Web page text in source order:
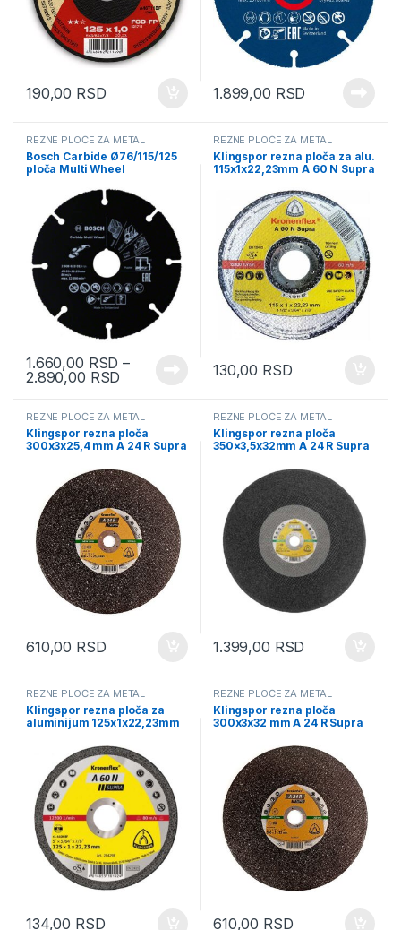
190,00 RSD 1.899,00 RSD
REZNE PLOČE ZA METAL
Bosch Carbide Ø76/115/125
ploča Multi Wheel
1.660,00 RSD –
2.890,00 RSD
REZNE PLOČE ZA METAL
Klingspor rezna ploča za alu.
115x1x22,23mm A 60 N Supra
130,00 RSD
REZNE PLOČE ZA METAL
Klingspor rezna ploča
300x3x25,4 mm A 24 R Supra
610,00 RSD
REZNE PLOČE ZA METAL
Klingspor rezna ploča
350×3,5x32mm A 24 R Supra
1.399,00 RSD
REZNE PLOČE ZA METAL
Klingspor rezna ploča za
aluminijum 125x1x22,23mm
134,00 RSD
REZNE PLOČE ZA METAL
Klingspor rezna ploča
300x3x32 mm A 24 R Supra
610,00 RSD